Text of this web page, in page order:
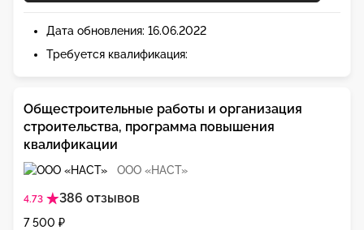
Дата обновления: 16.06.2022
Требуется квалификация:
ООО «НАСТ»
4.73 386 отзывов
Общестроительные работы и организация
строительства, программа повышения
квалификации
7 500 ₽